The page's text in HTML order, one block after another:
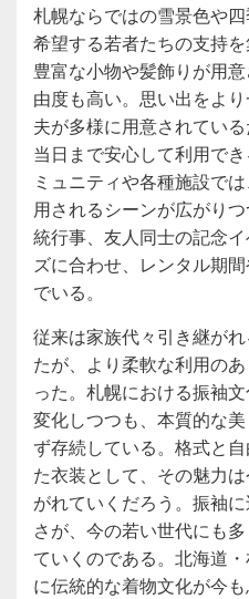
札幌ならではの雪景色や
希望する若者たちの支持を
豊富な小物や髪飾りが用
由度も高い。思い出をよ
夫が多様に用意されてい
当日まで安心して利用で
ミュニティや各種施設で
用されるシーンが広がり
統行事、友人同士の記念
ズに合わせ、レンタル期
でいる。
従来は家族代々引き継が
たが、より柔軟な利用の
った。札幌における振袖
変化しつつも、本質的な
ず存続している。格式と
た衣装として、その魅力
がれていくだろう。振袖
さが、今の若い世代にも
ていくのである。北海道
に伝統的な着物文化が今も